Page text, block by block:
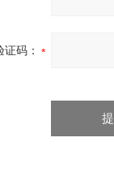
证码：